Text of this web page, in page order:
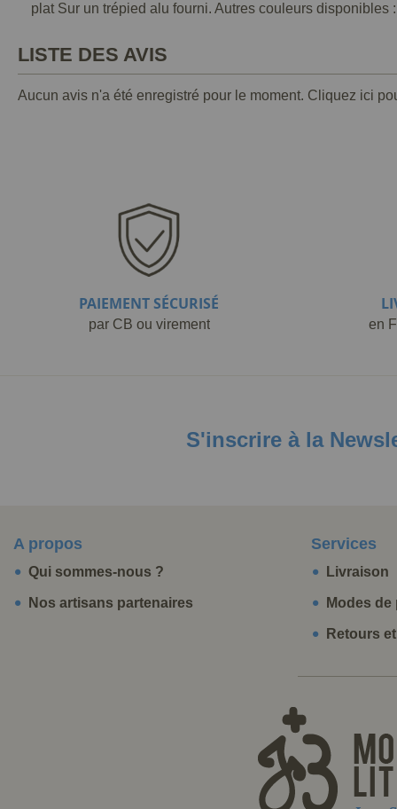
plat Sur un trépied alu fourni. Autres couleurs disponibles :
LISTE DES AVIS
Aucun avis n'a été enregistré pour le moment. Cliquez ici
PAIEMENT SÉCURISÉ
par CB ou virement en
S'inscrire à la
A propos
Qui sommes-nous ?
Nos artisans partenaires
Services
Livraison
Modes de
Retours